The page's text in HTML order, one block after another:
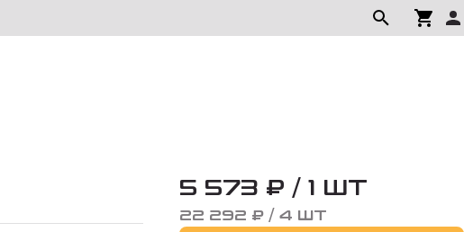
5 573 ₽ / 1 ШТ
22 292 ₽ / 4 ШТ